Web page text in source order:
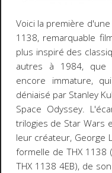
Voici la première
1138, remarquable
plus inspiré des
autres à 1984, que
encore immature,
déniaisé par Stanley
Space Odyssey.
trilogies de Star Wars
leur créateur, George
formelle de THX 1138
THX 1138 4EB), de